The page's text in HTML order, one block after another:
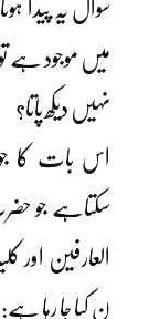
سوال یہ پیدا
میں موجود ہے
نہیں دیکھ پاتا؟
اس بات کا
سکتاہے جو
العارفین اور
ن کیا جا رہا ہے: